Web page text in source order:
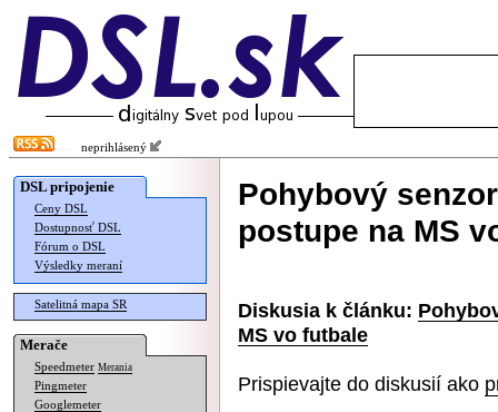
neprihlásený
DSL pripojenie
Ceny DSL
Dostupnosť DSL
Fórum o DSL
Výsledky meraní
Satelitná mapa SR
Merače
Speedmeter Merania
Pingmeter
Googlemeter
Pohybový
postupe na MS
Diskusia k článku:
MS vo futbale
Prispievajte do diskusií ako